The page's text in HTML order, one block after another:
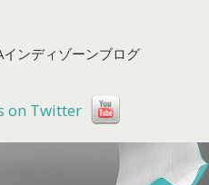
ンディゾーンブログ